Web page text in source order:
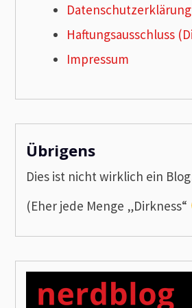
Datenschutzerklärung
Haftungsausschluss
Impressum
Übrigens
Dies ist nicht wirklich ein
(Eher jede Menge „Dirkness“